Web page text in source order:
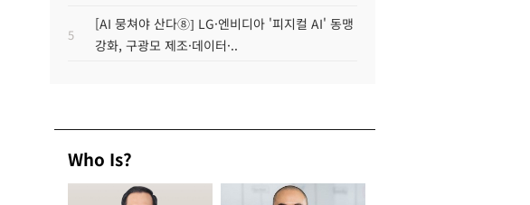
5
[AI 뭉쳐야 산다⑧] LG·엔비디아 '피지컬 AI' 동맹
강화, 구광모 제조·데이터·..
Who Is?